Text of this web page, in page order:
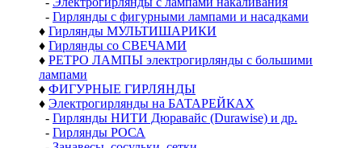
- Гирлянды с фигурными лампами и насадками
♦ Гирлянды МУЛЬТИШАРИКИ
♦ Гирлянды со СВЕЧАМИ
♦ РЕТРО ЛАМПЫ электрогирлянды с большими
лампами
♦ ФИГУРНЫЕ ГИРЛЯНДЫ
♦ Электрогирлянды на БАТАРЕЙКАХ
- Гирлянды НИТИ Дюравайс (Durawise) и др.
- Гирлянды РОСА